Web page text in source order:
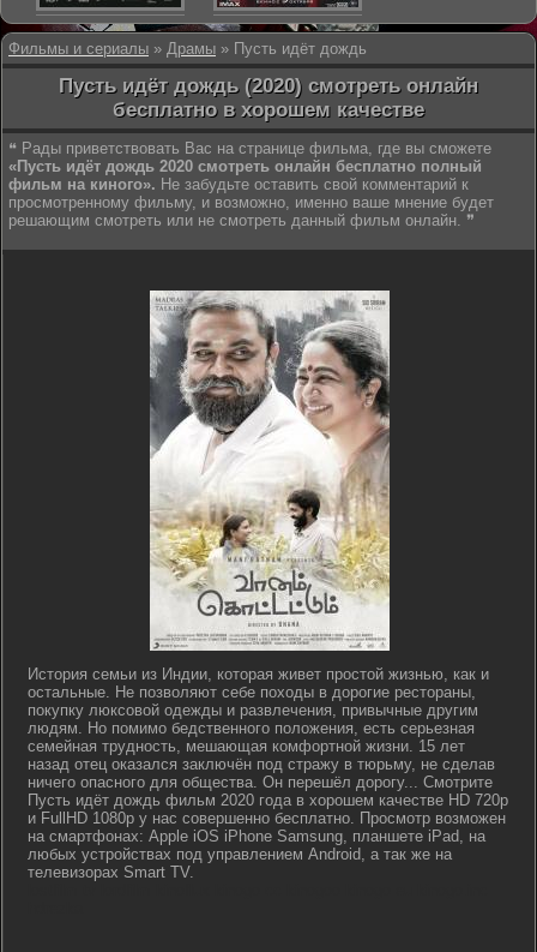
Фильмы и сериалы » Драмы » Пусть идёт дождь
Пусть идёт дождь (2020) смотреть онлайн
бесплатно в хорошем качестве
❝ Рады приветствовать Вас на странице фильма, где вы сможете
«Пусть идёт дождь 2020 смотреть онлайн бесплатно полный
фильм на киного». Не забудьте оставить свой комментарий к
просмотренному фильму, и возможно, именно ваше мнение будет
решающим смотреть или не смотреть данный фильм онлайн. ❞
История семьи из Индии, которая живет простой жизнью, как и
остальные. Не позволяют себе походы в дорогие рестораны,
покупку люксовой одежды и развлечения, привычные другим
людям. Но помимо бедственного положения, есть серьезная
семейная трудность, мешающая комфортной жизни. 15 лет
назад отец оказался заключён под стражу в тюрьму, не сделав
ничего опасного для общества. Он перешёл дорогу... Смотрите
Пусть идёт дождь фильм 2020 года в хорошем качестве HD 720p
и FullHD 1080p у нас совершенно бесплатно. Просмотр возможен
на смартфонах: Apple iOS iPhone Samsung, планшете iPad, на
любых устройствах под управлением Android, а так же на
телевизорах Smart TV.